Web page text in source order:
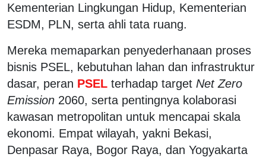
Kementerian Lingkungan Hidup, Kementerian
ESDM, PLN, serta ahli tata ruang.
Mereka memaparkan penyederhanaan proses
bisnis PSEL, kebutuhan lahan dan infrastruktur
dasar, peran PSEL terhadap target Net Zero
Emission 2060, serta pentingnya kolaborasi
kawasan metropolitan untuk mencapai skala
ekonomi. Empat wilayah, yakni Bekasi,
Denpasar Raya, Bogor Raya, dan Yogyakarta